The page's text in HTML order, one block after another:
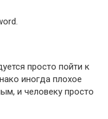
просто пойти к
иногда плохое
и человеку просто